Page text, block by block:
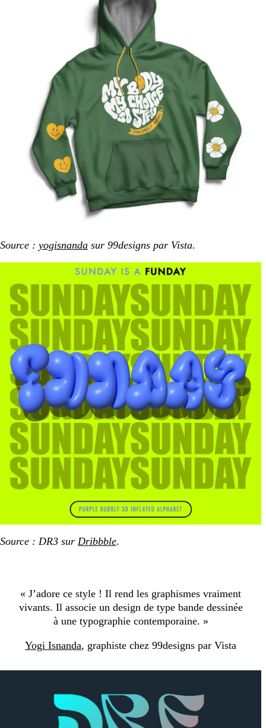
Source : yogisnanda sur 99designs par Vista.
Source : DR3 sur Dribbble.
« J’adore ce style ! Il rend les graphismes vraiment
vivants. Il associe un design de type bande dessinée
à une typographie contemporaine. »
Yogi Isnanda, graphiste chez 99designs par Vista